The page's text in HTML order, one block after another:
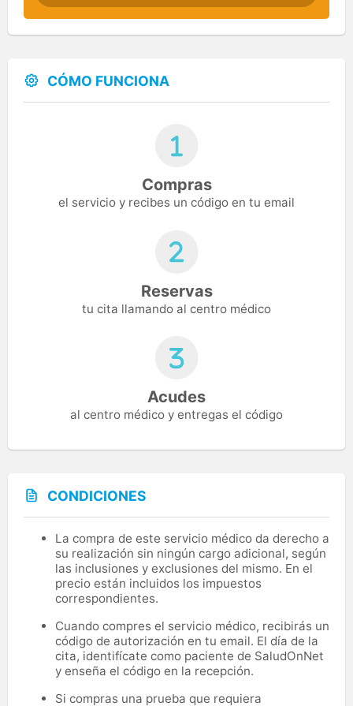
CÓMO FUNCIONA
Compras
el servicio y recibes un código en tu email
Reservas
tu cita llamando al centro médico
Acudes
al centro médico y entregas el código
CONDICIONES
La compra de este servicio médico da derecho a
su realización sin ningún cargo adicional, según
las inclusiones y exclusiones del mismo. En el
precio están incluidos los impuestos
correspondientes.
Cuando compres el servicio médico, recibirás un
código de autorización en tu email. El día de la
cita, identifícate como paciente de SaludOnNet
y enseña el código en la recepción.
Si compras una prueba que requiera